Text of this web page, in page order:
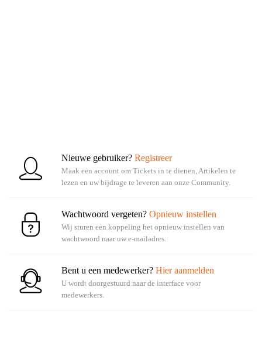
Nieuwe gebruiker? Registreer
Maak een account om Tickets in te dienen, Artikelen te
lezen en uw bijdrage te leveren aan onze Community.
Wachtwoord vergeten? Opnieuw instellen
Wij sturen een koppeling het opnieuw instellen van
wachtwoord naar uw e-mailadres.
Bent u een medewerker? Hier aanmelden
U wordt doorgestuurd naar de interface voor
medewerkers.